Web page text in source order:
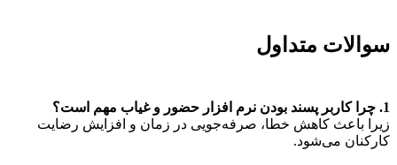
سوالات متداول
1. چرا کاربر پسند بودن نرم افزار حضور و غیاب مهم است؟
زیرا باعث کاهش خطا، صرفه‌جویی در زمان و افزایش رضایت
کارکنان می‌شود.